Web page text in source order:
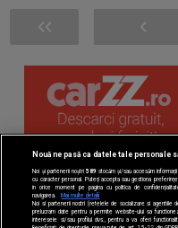
Nouă ne pasă ca datele tale personale
Noi și partenerii noștri 589 stocăm și/sau accesăm
cu caracter personal. Puteți accepta sau gestiona
în orice moment pe pagina cu politica de
navigarea.
Mai multe detalii
Noi si partenerii nostri (retelele de socializare si agentiile
prelucram date pentru a permite website-ului sa
interesele si/sau profilul dvs., pentru a va oferi